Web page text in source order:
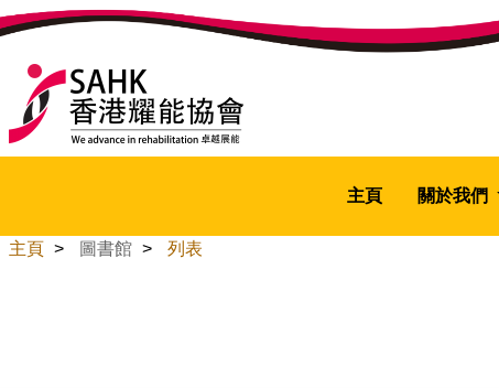
主頁 關於我們
主頁 > 圖書館 > 列表